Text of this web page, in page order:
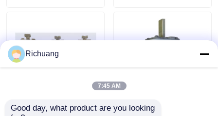
Prodotti di automazione industriale
cavi e connettori del plc
Fusibili di sicurezza
Fusibile Cooper
Richuang
7:45 AM
Good day, what product are you looking